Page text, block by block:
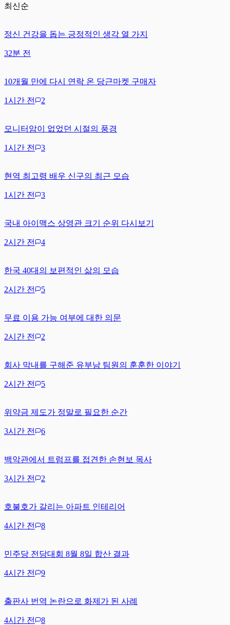
최신순
정신 건강을 돕는 긍정적인 생각 열 가지
32분 전
10개월 만에 다시 연락 온 당근마켓 구매자
1시간 전 2
모니터암이 없었던 시절의 풍경
1시간 전 3
현역 최고령 배우 신구의 최근 모습
1시간 전 3
국내 아이맥스 상영관 크기 순위 다시보기
2시간 전 4
한국 40대의 보편적인 삶의 모습
2시간 전 5
무료 이용 가능 여부에 대한 의문
2시간 전 2
회사 막내를 구해준 유부남 팀원의 훈훈한 이야기
2시간 전 5
위약금 제도가 정말로 필요한 순간
3시간 전 6
백악관에서 트럼프를 접견한 손현보 목사
3시간 전 2
호불호가 갈리는 아파트 인테리어
4시간 전 8
민주당 전당대회 8월 8일 합산 결과
4시간 전 9
출판사 번역 논란으로 화제가 된 사례
4시간 전 8